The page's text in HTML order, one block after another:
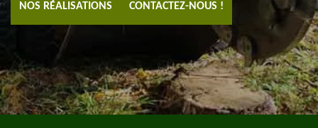
NOS RÉALISATIONS CONTACTEZ-NOUS !